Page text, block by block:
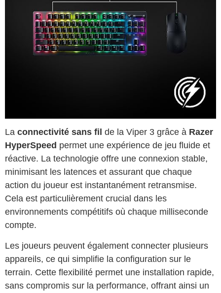
La connectivité sans fil de la Viper 3 grâce à Razer
HyperSpeed permet une expérience de jeu fluide et
réactive. La technologie offre une connexion stable,
minimisant les latences et assurant que chaque
action du joueur est instantanément retransmise.
Cela est particulièrement crucial dans les
environnements compétitifs où chaque milliseconde
compte.
Les joueurs peuvent également connecter plusieurs
appareils, ce qui simplifie la configuration sur le
terrain. Cette flexibilité permet une installation rapide,
sans compromis sur la performance, offrant ainsi un